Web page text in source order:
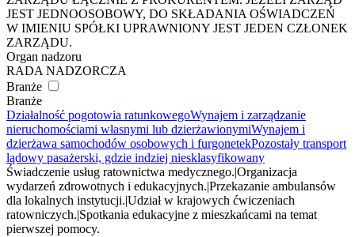
JEST JEDNOOSOBOWY, DO SKŁADANIA OŚWIADCZEŃ
W IMIENIU SPÓŁKI UPRAWNIONY JEST JEDEN CZŁONEK
ZARZĄDU.
Organ nadzoru
RADA NADZORCZA
Branże
Branże
Działalność pogotowia ratunkowegoWynajem i zarządzanie
nieruchomościami własnymi lub dzierżawionymiWynajem i
dzierżawa samochodów osobowych i furgonetekPozostały transport
lądowy pasażerski, gdzie indziej niesklasyfikowany
Świadczenie usług ratownictwa medycznego. Organizacja
wydarzeń zdrowotnych i edukacyjnych. Przekazanie ambulansów
dla lokalnych instytucji. Udział w krajowych ćwiczeniach
ratowniczych. Spotkania edukacyjne z mieszkańcami na temat
pierwszej pomocy.